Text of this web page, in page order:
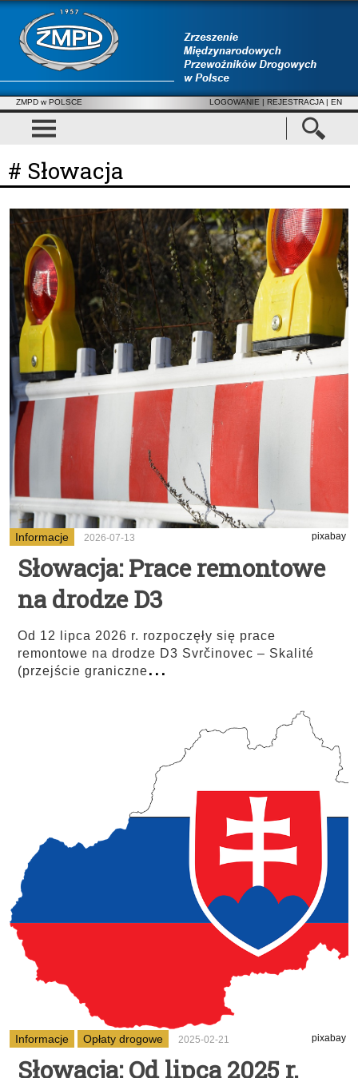
ZMPD w POLSCE LOGOWANIE | REJESTRACJA | EN
# Słowacja
Informacje 2026-07-13 pixabay
Słowacja: Prace remontowe
na drodze D3
Od 12 lipca 2026 r. rozpoczęły się prace
remontowe na drodze D3 Svrčinovec – Skalité
(przejście graniczne...
Informacje Opłaty drogowe 2025-02-21 pixabay
Słowacja: Od lipca 2025 r.